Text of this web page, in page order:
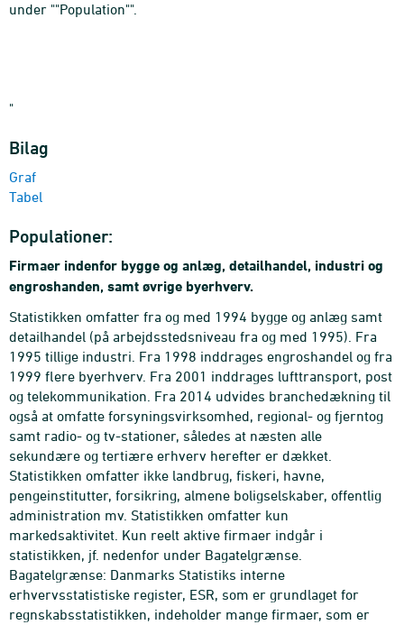
under ""Population"".
"
Bilag
Graf
Tabel
Populationer:
Firmaer indenfor bygge og anlæg, detailhandel, industri og
engroshanden, samt øvrige byerhverv.
Statistikken omfatter fra og med 1994 bygge og anlæg samt
detailhandel (på arbejdsstedsniveau fra og med 1995). Fra
1995 tillige industri. Fra 1998 inddrages engroshandel og fra
1999 flere byerhverv. Fra 2001 inddrages lufttransport, post
og telekommunikation. Fra 2014 udvides branchedækning til
også at omfatte forsyningsvirksomhed, regional- og fjerntog
samt radio- og tv-stationer, således at næsten alle
sekundære og tertiære erhverv herefter er dækket.
Statistikken omfatter ikke landbrug, fiskeri, havne,
pengeinstitutter, forsikring, almene boligselskaber, offentlig
administration mv. Statistikken omfatter kun
markedsaktivitet. Kun reelt aktive firmaer indgår i
statistikken, jf. nedenfor under Bagatelgrænse.
Bagatelgrænse: Danmarks Statistiks interne
erhvervsstatistiske register, ESR, som er grundlaget for
regnskabsstatistikken, indeholder mange firmaer, som er